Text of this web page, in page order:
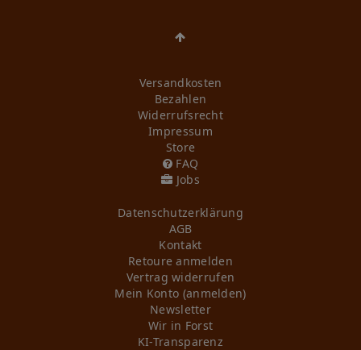
Versandkosten
Bezahlen
Widerrufs­recht
Impressum
Store
FAQ
Jobs
Daten­schutz­erklärung
AGB
Kontakt
Retoure anmelden
Vertrag widerrufen
Mein Konto (anmelden)
Newsletter
Wir in Forst
KI-Transparenz